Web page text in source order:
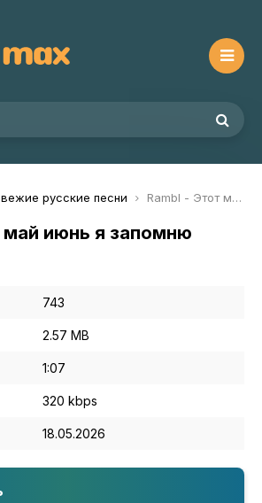
русские песни Rambl - Этот май июнь я запомню навсегда
июнь я запомню
743
2.57 MB
1:07
320 kbps
18.05.2026